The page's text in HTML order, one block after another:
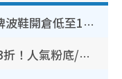
開倉優惠 | 尖沙咀海港城名牌波鞋開倉低至1折！On鞋$899起／Joy&Peace鞋履$98起
CHANEL美妝限時減價低至3折！人氣粉底/唇膏/精華液低至$275！COCO香水都有平